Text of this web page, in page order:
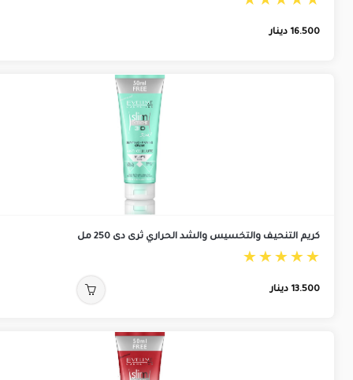
16.500 دينار
كريم التنحيف والتخسيس والشد الحراري ثرى دى 250 مل
13.500 دينار